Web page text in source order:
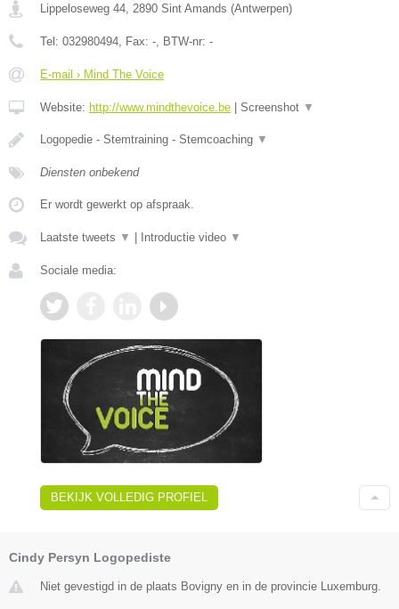
Lippeloseweg 44 2890 Sint Amands (Antwerpen)
Tel: 032980494 , Fax: - , BTW-nr: -
E-mail › Mind The Voice
Website: http://www.mindthevoice.be Screenshot ▼
Logopedie - Stemtraining - Stemcoaching ▼
Diensten onbekend
Er wordt gewerkt op afspraak.
Laatste tweets ▼ Introductie video ▼
Sociale media:
BEKIJK VOLLEDIG PROFIEL
Cindy Persyn Logopediste
Niet gevestigd in de plaats Bovigny en in de provincie Luxemburg.